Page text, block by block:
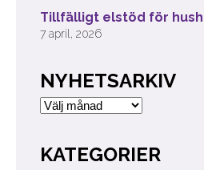
Tillfälligt elstöd för
7 april, 2026
NYHETSARKIV
Nyhetsarkiv
KATEGORIER